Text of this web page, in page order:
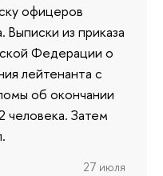
офицеров
из приказа
Федерации о
лейтенанта с
об окончании
человека. Затем
27 июля